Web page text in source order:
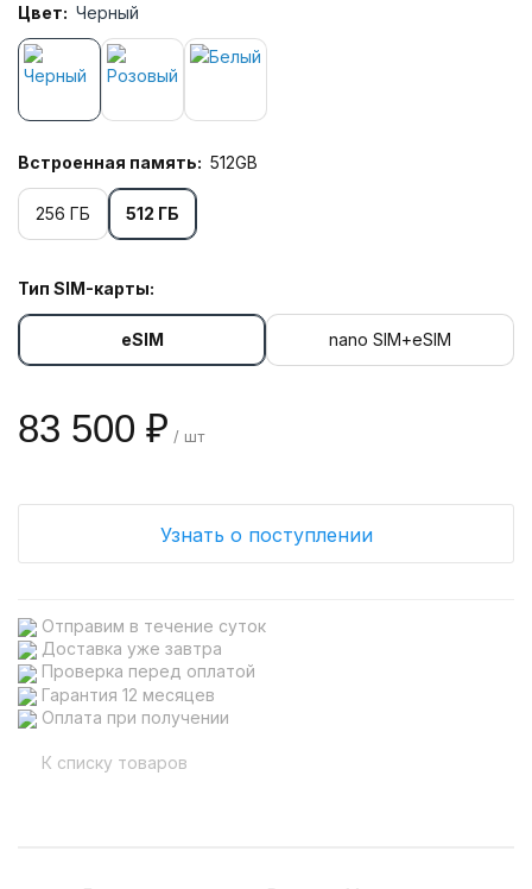
Цвет: Черный
Встроенная память: 512GB
256 ГБ 512 ГБ
Тип SIM-карты:
eSIM nano SIM+eSIM
83 500 ₽ / шт
Узнать о поступлении
Отправим в течение суток
Доставка уже завтра
Проверка перед оплатой
Гарантия 12 месяцев
Оплата при получении
К списку товаров